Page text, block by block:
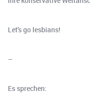
Let's go lesbians!
–
Es sprechen: